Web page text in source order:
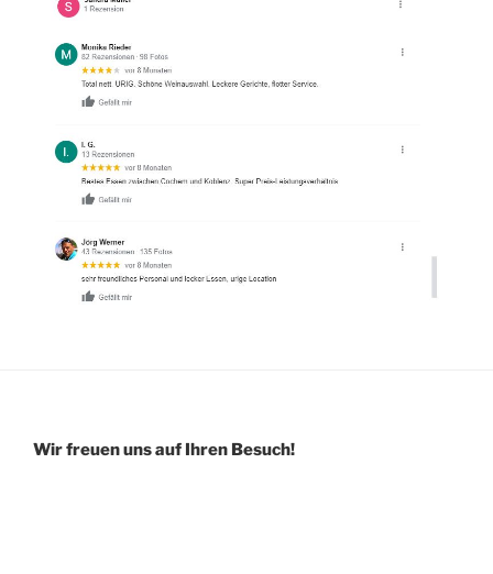
Wir freuen uns auf Ihren Besuch!